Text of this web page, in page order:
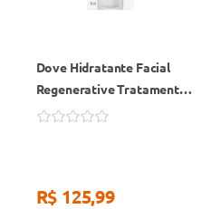
Dove Hidratante Facial
Regenerative Tratamento
Facial 3 em 1 FPS 30 Diurno
R$ 125,99